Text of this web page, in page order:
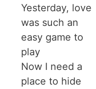
Yesterday, love
was such an
easy game to
play
Now I need a
place to hide